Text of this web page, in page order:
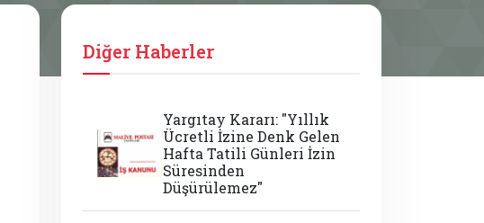
Diğer Haberler
Yargıtay Kararı: "Yıllık
Ücretli İzine Denk Gelen
Hafta Tatili Günleri İzin
Süresinden
Düşürülemez"